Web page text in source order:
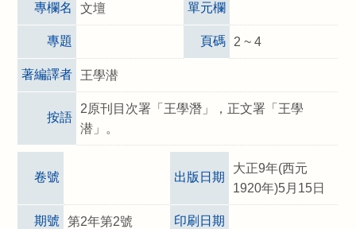
專欄名 文壇 單元欄
專題 頁碼 2 ~ 4
著編譯者 王學潜
按語
2原刊目次署「王學潛」，正文署「王學
潜」。
卷號 出版日期
大正9年(西元
1920年)5月15日
期號 第2年第2號 印刷日期